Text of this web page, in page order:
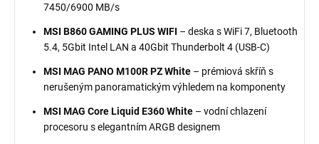
7450/6900 MB/s
MSI B860 GAMING PLUS WIFI – deska s WiFi 7, Bluetooth
5.4, 5Gbit Intel LAN a 40Gbit Thunderbolt 4 (USB-C)
MSI MAG PANO M100R PZ White – prémiová skříň s
nerušeným panoramatickým výhledem na komponenty
MSI MAG Core Liquid E360 White – vodní chlazení
procesoru s elegantním ARGB designem